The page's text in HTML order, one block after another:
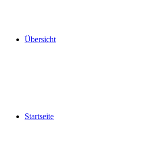
Übersicht
Startseite